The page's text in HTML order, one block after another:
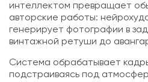
интеллектом превращает
авторские работы:
генерирует фотографии в
винтажной ретуши до
Система обрабатывает
подстраиваясь под